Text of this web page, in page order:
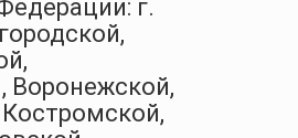
г.
Воронежской,